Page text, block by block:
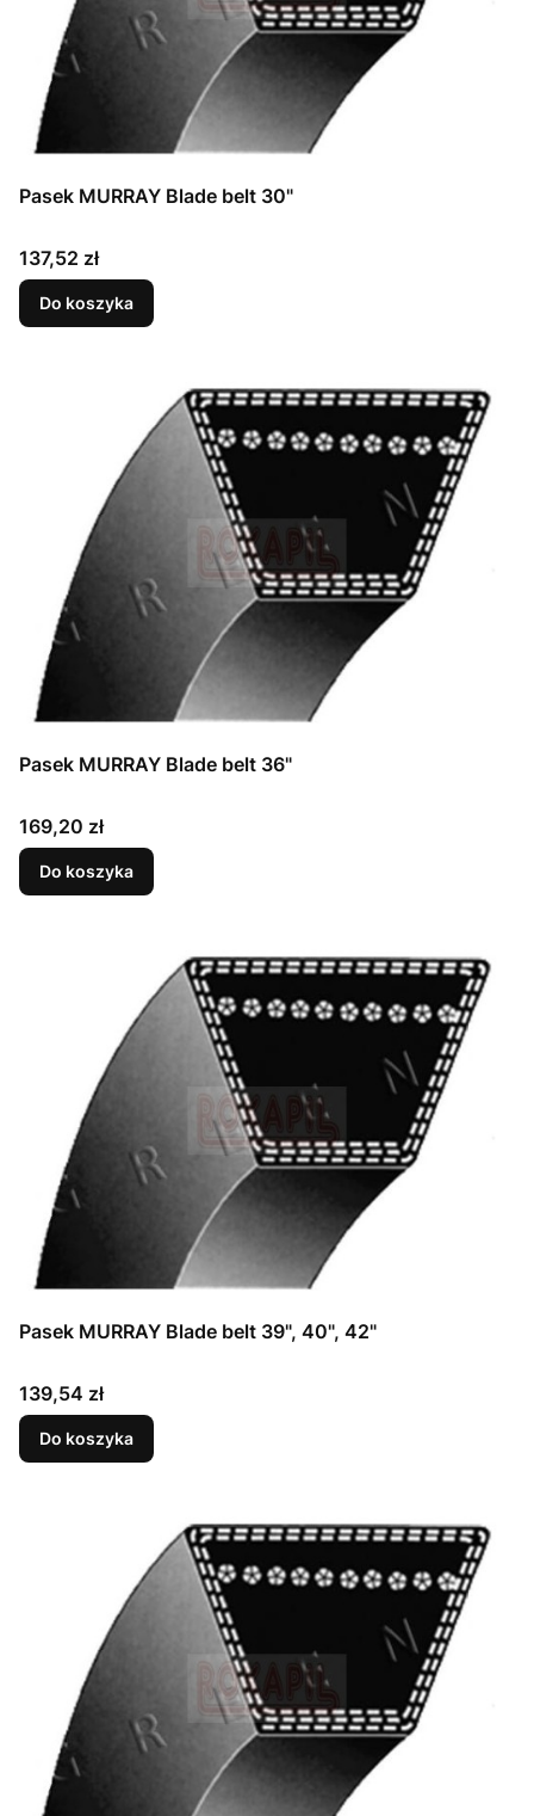
Pasek MURRAY Blade belt 30"
Cena
137,52 zł
Do koszyka
Pasek MURRAY Blade belt 36"
Cena
169,20 zł
Do koszyka
Pasek MURRAY Blade belt 39", 40", 42"
Cena
139,54 zł
Do koszyka